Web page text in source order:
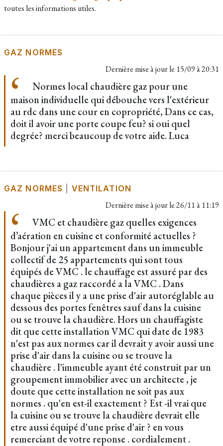
toutes les informations utiles.
GAZ NORMES
Dernière mise à jour le 15/09 à 20:31
Normes local chaudière gaz pour une
maison individuelle qui débouche vers l'extérieur
au rdc dans une cour en copropriété, Dans ce cas,
doit il avoir une porte coupe feu? si oui quel
degrée? merci beaucoup de votre aide. Luca
GAZ NORMES VENTILATION
Dernière mise à jour le26/11 à 11:19
VMC et chaudière gaz quelles exigences
d’aération en cuisine et conformité actuelles ?
Bonjour j'ai un appartement dans un immeuble
collectif de 25 appartements qui sont tous
équipés de VMC . le chauffage est assuré par des
chaudières a gaz raccordé a la VMC . Dans
chaque pièces il y a une prise d'air autoréglable au
dessous des portes fenêtres sauf dans la cuisine
ou se trouve la chaudière. Hors un chauffagiste
dit que cette installation VMC qui date de 1983
n'est pas aux normes car il devrait y avoir aussi une
prise d'air dans la cuisine ou se trouve la
chaudière . l'immeuble ayant été construit par un
groupement immobilier avec un architecte , je
doute que cette installation ne soit pas aux
normes . qu'en est-il exactement ? Est -il vrai que
la cuisine ou se trouve la chaudière devrait elle
etre aussi équipé d'une prise d'air ? en vous
remerciant de votre reponse . cordialement .